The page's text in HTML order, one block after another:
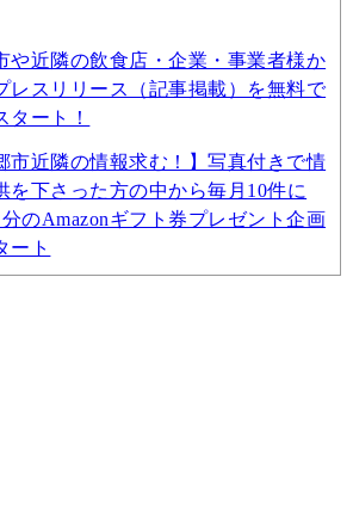
や近隣の飲食店・企業・事業者様か
レスリリース（記事掲載）を無料で
タート！
市近隣の情報求む！】写真付きで情
を下さった方の中から毎月10件に
分のAmazonギフト券プレゼント企画
ート